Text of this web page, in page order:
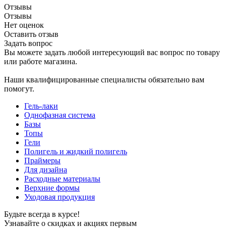
Отзывы
Отзывы
Нет оценок
Оставить отзыв
Задать вопрос
Вы можете задать любой интересующий вас вопрос по товару
или работе магазина.
Наши квалифицированные специалисты обязательно вам
помогут.
Гель-лаки
Однофазная система
Базы
Топы
Гели
Полигель и жидкий полигель
Праймеры
Для дизайна
Расходные материалы
Верхние формы
Уходовая продукция
Будьте всегда в курсе!
Узнавайте о скидках и акциях первым